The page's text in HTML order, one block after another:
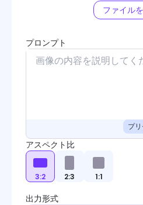
ファイル
プロンプト
プ
アスペクト比
3:2 2:3 1:1
出力形式